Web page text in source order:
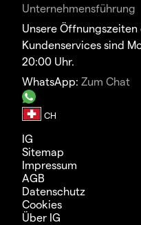
Unternehmensführung
Unsere
Kundenservices sind
20:00 Uhr.
WhatsApp: Zum Chat
IG
Sitemap
Impressum
AGB
Datenschutz
Cookies
Über IG